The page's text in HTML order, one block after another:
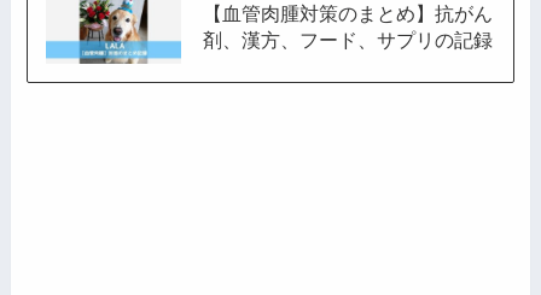
【血管肉腫対策のまとめ】抗がん
剤、漢方、フード、サプリの記録